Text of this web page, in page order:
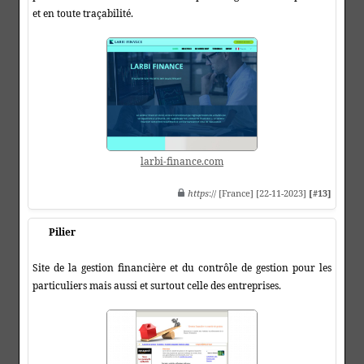
et en toute traçabilité.
larbi-finance.com
https:// [France] [22-11-2023] [#13]
Pilier
Site de la gestion financière et du contrôle de gestion pour les
particuliers mais aussi et surtout celle des entreprises.